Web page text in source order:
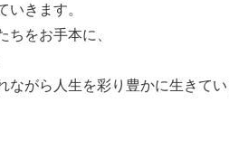
いきます。
ちをお手本に、
ながら人生を彩り豊かに生きてい